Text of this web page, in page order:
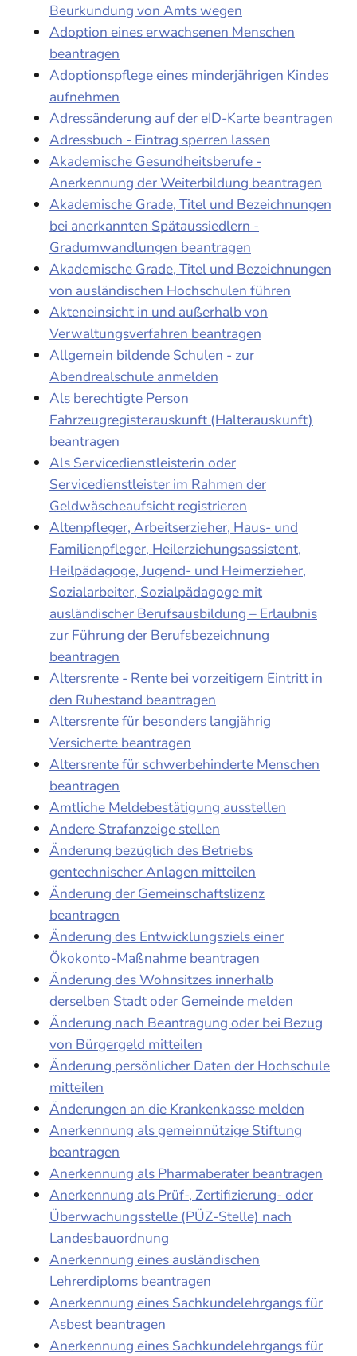
Beurkundung von Amts wegen
Adoption eines erwachsenen Menschen
beantragen
Adoptionspflege eines minderjährigen Kindes
aufnehmen
Adressänderung auf der eID-Karte beantragen
Adressbuch - Eintrag sperren lassen
Akademische Gesundheitsberufe -
Anerkennung der Weiterbildung beantragen
Akademische Grade, Titel und Bezeichnungen
bei anerkannten Spätaussiedlern -
Gradumwandlungen beantragen
Akademische Grade, Titel und Bezeichnungen
von ausländischen Hochschulen führen
Akteneinsicht in und außerhalb von
Verwaltungsverfahren beantragen
Allgemein bildende Schulen - zur
Abendrealschule anmelden
Als berechtigte Person
Fahrzeugregisterauskunft (Halterauskunft)
beantragen
Als Servicedienstleisterin oder
Servicedienstleister im Rahmen der
Geldwäscheaufsicht registrieren
Altenpfleger, Arbeitserzieher, Haus- und
Familienpfleger, Heilerziehungsassistent,
Heilpädagoge, Jugend- und Heimerzieher,
Sozialarbeiter, Sozialpädagoge mit
ausländischer Berufsausbildung – Erlaubnis
zur Führung der Berufsbezeichnung
beantragen
Altersrente - Rente bei vorzeitigem Eintritt in
den Ruhestand beantragen
Altersrente für besonders langjährig
Versicherte beantragen
Altersrente für schwerbehinderte Menschen
beantragen
Amtliche Meldebestätigung ausstellen
Andere Strafanzeige stellen
Änderung bezüglich des Betriebs
gentechnischer Anlagen mitteilen
Änderung der Gemeinschaftslizenz
beantragen
Änderung des Entwicklungsziels einer
Ökokonto-Maßnahme beantragen
Änderung des Wohnsitzes innerhalb
derselben Stadt oder Gemeinde melden
Änderung nach Beantragung oder bei Bezug
von Bürgergeld mitteilen
Änderung persönlicher Daten der Hochschule
mitteilen
Änderungen an die Krankenkasse melden
Anerkennung als gemeinnützige Stiftung
beantragen
Anerkennung als Pharmaberater beantragen
Anerkennung als Prüf-, Zertifizierung- oder
Überwachungsstelle (PÜZ-Stelle) nach
Landesbauordnung
Anerkennung eines ausländischen
Lehrerdiploms beantragen
Anerkennung eines Sachkundelehrgangs für
Asbest beantragen
Anerkennung eines Sachkundelehrgangs für